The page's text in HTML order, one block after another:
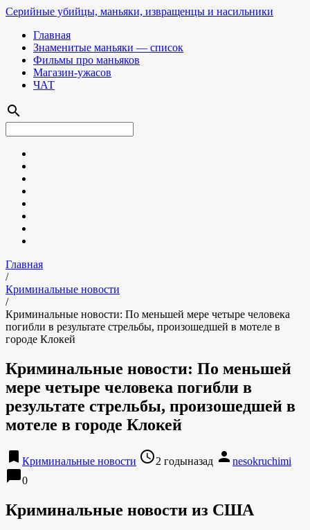
Серийные убийцы, маньяки, извращенцы и насильники
Главная
Знаменитые маньяки — список
Фильмы про маньяков
Магазин-ужасов
ЧАТ
search
Главная
/
Криминальные новости
/
Криминальные новости: По меньшей мере четыре человека
погибли в результате стрельбы, произошедшей в мотеле в
городе Клокей
Криминальные новости: По меньшей
мере четыре человека погибли в
результате стрельбы, произошедшей в
мотеле в городе Клокей
bookmark Криминальные новости access_time2 годыназад person nesokruchimi
chat_bubble0
Криминальные новости из США